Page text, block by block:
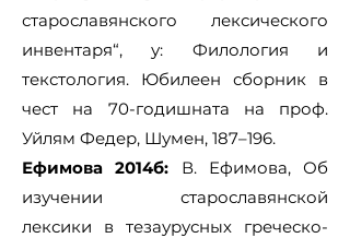
старославянского лексического
инвентаря“, у: Филология и
текстология. Юбилеен сборник в
чест на 70-годишната на проф.
Уйлям Федер, Шумен, 187–196.
Ефимова 2014б: В. Ефимова, Об
изучении старославянской
лексики в тезаурусных греческо-